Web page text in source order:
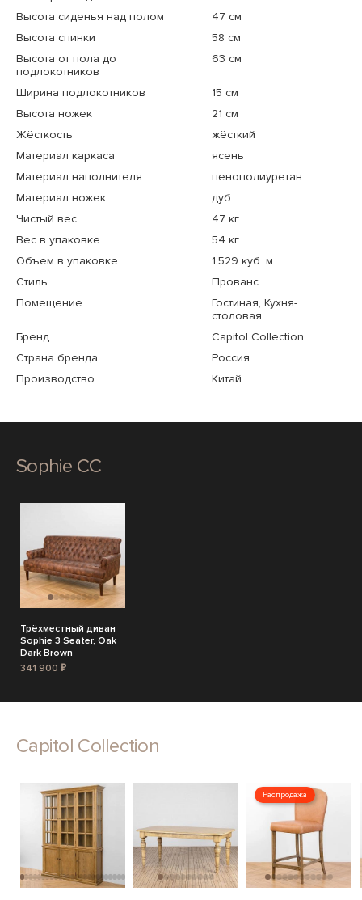
Высота сиденья над полом
47 см
Высота спинки
58 см
Высота от пола до
подлокотников
63 см
Ширина подлокотников
15 см
Высота ножек
21 см
Жёсткость
жёсткий
Материал каркаса
ясень
Материал наполнителя
пенополиуретан
Материал ножек
дуб
Чистый вес
47 кг
Вес в упаковке
54 кг
Объем в упаковке
1.529 куб. м
Стиль
Прованс
Помещение
Гостиная, Кухня-
столовая
Бренд
Capitol Collection
Страна бренда
Россия
Производство
Китай
Sophie CC
Трёхместный диван
Sophie 3 Seater, Oak
Dark Brown
341 900 ₽
Capitol Collection
Распродажа